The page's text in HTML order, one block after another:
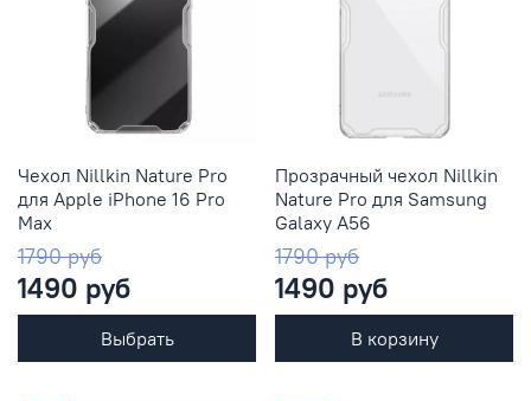
Чехол Nillkin Nature Pro
для Apple iPhone 16 Pro
Max
1790 руб
1490 руб
Выбрать
Прозрачный чехол Nillkin
Nature Pro для Samsung
Galaxy A56
1790 руб
1490 руб
В корзину